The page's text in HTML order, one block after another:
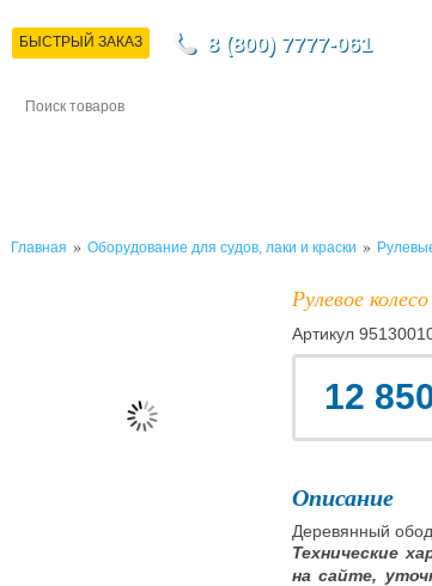
БЫСТРЫЙ ЗАКАЗ 8 (800) 7777-061
Главная » Оборудование для судов, лаки и краски »
Рулевое
Артикул
12
Описание
Деревянный
Технические
на сайте,